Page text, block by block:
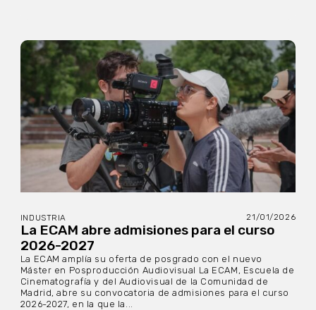
INDUSTRIA 21/01/2026
La ECAM abre admisiones para el curso
2026-2027
La ECAM amplía su oferta de posgrado con el nuevo
Máster en Posproducción Audiovisual La ECAM, Escuela de
Cinematografía y del Audiovisual de la Comunidad de
Madrid, abre su convocatoria de admisiones para el curso
2026-2027, en la que la...